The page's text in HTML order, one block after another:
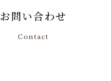
お問い合わせ
Contact